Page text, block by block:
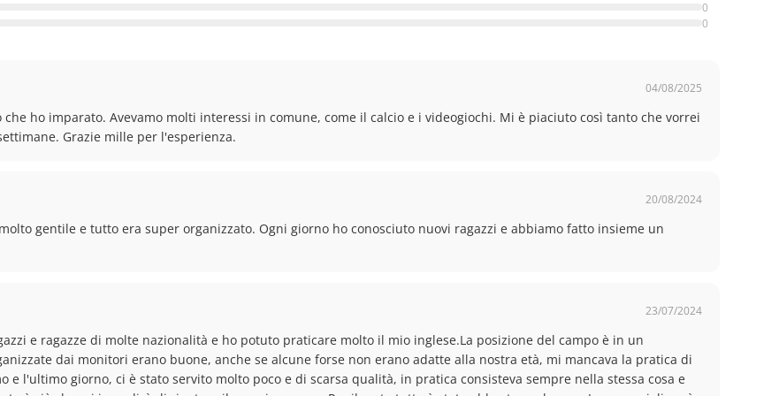
0
0
04/08/2025
ho imparato. Avevamo molti interessi in comune, come il calcio e i videogiochi. Mi è piaciuto così tanto che vorrei
Grazie mille per l'esperienza.
20/08/2024
gentile e tutto era super organizzato. Ogni giorno ho conosciuto nuovi ragazzi e abbiamo fatto insieme un
23/07/2024
e ragazze di molte nazionalità e ho potuto praticare molto il mio inglese.La posizione del campo è in un
dai monitori erano buone, anche se alcune forse non erano adatte alla nostra età, mi mancava la pratica di
e l'ultimo giorno, ci è stato servito molto poco e di scarsa qualità, in pratica consisteva sempre nella stessa cosa e